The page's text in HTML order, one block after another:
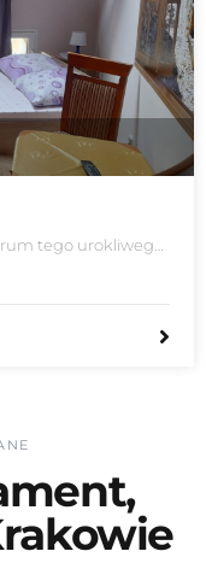
tego urokliwego
w samym